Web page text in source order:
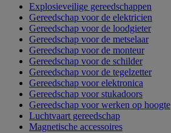
Explosieveilige gereedschappen
Gereedschap voor de elektricien
Gereedschap voor de loodgieter
Gereedschap voor de metselaar
Gereedschap voor de monteur
Gereedschap voor de schilder
Gereedschap voor de tegelzetter
Gereedschap voor elektronica
Gereedschap voor stukadoors
Gereedschap voor werken op hoogte
Luchtvaart gereedschap
Magnetische accessoires